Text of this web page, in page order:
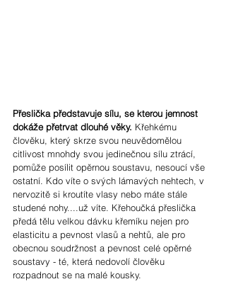
Přeslička představuje sílu, se kterou jemnost
dokáže přetrvat dlouhé věky. Křehkému
člověku, který skrze svou neuvědomělou
citlivost mnohdy svou jedinečnou sílu ztrácí,
pomůže posílit opěrnou soustavu, nesoucí vše
ostatní. Kdo víte o svých lámavých nehtech, v
nervozitě si kroutíte vlasy nebo máte stále
studené nohy....už víte. Křehoučká přeslička
předá tělu velkou dávku křemíku nejen pro
elasticitu a pevnost vlasů a nehtů, ale pro
obecnou soudržnost a pevnost celé opěrné
soustavy - té, která nedovolí člověku
rozpadnout se na malé kousky.